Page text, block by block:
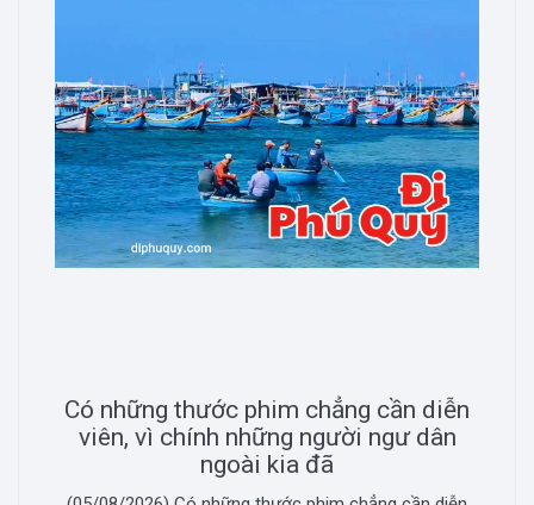
Có những thước phim chẳng cần diễn
viên, vì chính những người ngư dân
ngoài kia đã